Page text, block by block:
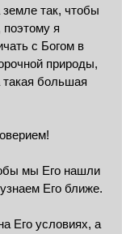
так, чтобы
поэтому я
с Богом в
природы,
такая большая
мы Его нашли
Его ближе.
Его условиях, а